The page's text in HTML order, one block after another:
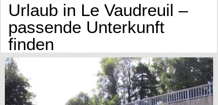
Urlaub in Le Vaudreuil –
passende Unterkunft
finden